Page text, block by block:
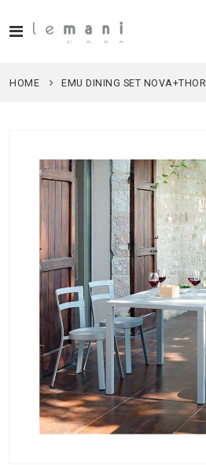
Toggle
HOME EMU DINING SET NOVA+THOR
galleria
immagini